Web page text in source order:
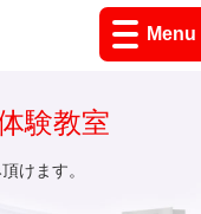
Menu
験教室
けます。